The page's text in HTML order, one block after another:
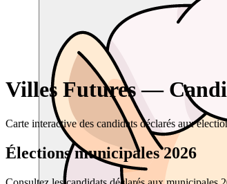
Villes Futures —
Carte interactive des candidats déclarés aux
Élections municipales 2026